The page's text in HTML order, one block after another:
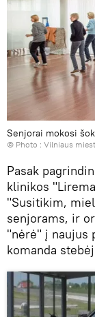
Senjorai mokosi
© Photo : Vilniaus
Pasak
klinikos
"Susitikim,
senjorams, ir
"nėrė" į naujus
komanda